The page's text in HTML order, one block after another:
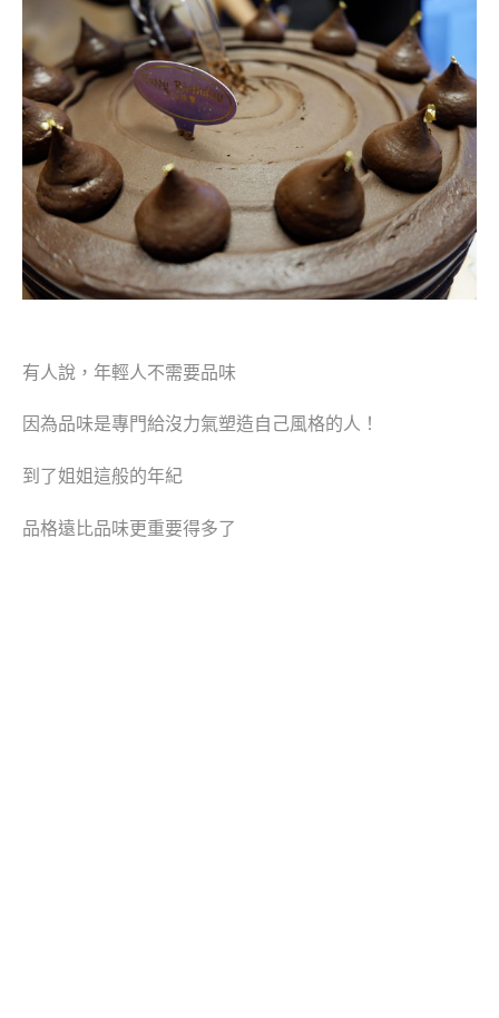
有人說，年輕人不需要品味
因為品味是專門給沒力氣塑造自己風格的人！
到了姐姐這般的年紀
品格遠比品味更重要得多了